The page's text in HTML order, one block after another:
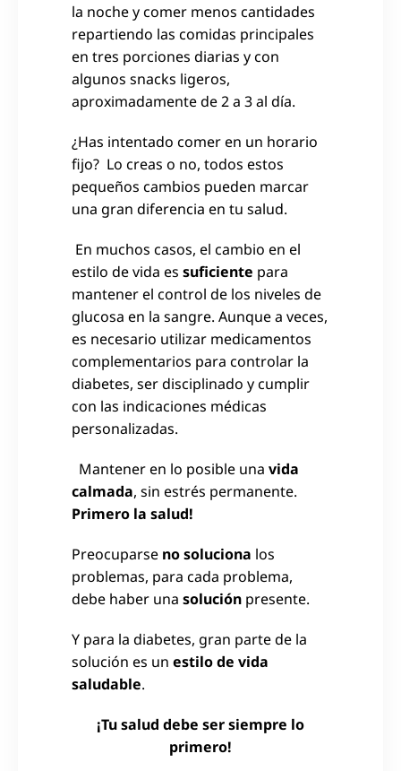
la noche y comer menos cantidades
repartiendo las comidas principales
en tres porciones diarias y con
algunos snacks ligeros,
aproximadamente de 2 a 3 al día.
¿Has intentado comer en un horario
fijo? Lo creas o no, todos estos
pequeños cambios pueden marcar
una gran diferencia en tu salud.
En muchos casos, el cambio en el
estilo de vida es suficiente para
mantener el control de los niveles de
glucosa en la sangre. Aunque a veces,
es necesario utilizar medicamentos
complementarios para controlar la
diabetes, ser disciplinado y cumplir
con las indicaciones médicas
personalizadas.
Mantener en lo posible una vida
calmada, sin estrés permanente.
Primero la salud!
Preocuparse no soluciona los
problemas, para cada problema,
debe haber una solución presente.
Y para la diabetes, gran parte de la
solución es un estilo de vida
saludable.
¡Tu salud debe ser siempre lo
primero!